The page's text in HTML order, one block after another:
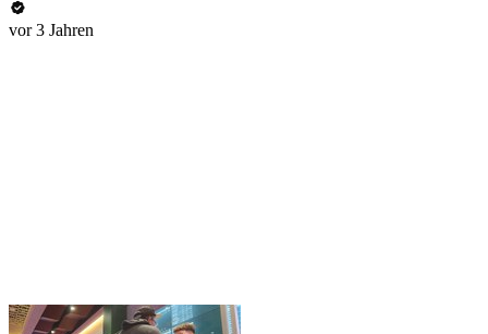
vor 3 Jahren